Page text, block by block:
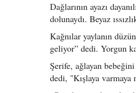
Dağlarının ayazı
dolunaydı. Beyaz
Kağnılar yaylanın
geliyor” dedi. Yorgun
Şerife, ağlayan
dedi, "Kışlaya varmaya